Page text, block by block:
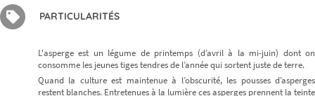
PARTICULARITÉS
L'asperge est un légume de printemps (d’avril à la mi-juin) dont on
consomme les jeunes tiges tendres de l’année qui sortent juste de terre.
Quand la culture est maintenue à l’obscurité, les pousses d’asperges
restent blanches. Entretenues à la lumière ces asperges prennent la teinte